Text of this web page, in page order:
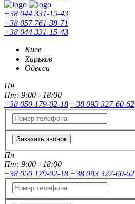
+38 044 331-15-43
+38 057 761-38-71
+38 044 331-15-43
Киев
Харьков
Одесса
Пн
Пт: 9:00 - 18:00
+38 050 179-02-18 +38 093 327-60-62
Заказать звонок
Пн
Пт: 9:00 - 18:00
+38 050 179-02-18 +38 093 327-60-62